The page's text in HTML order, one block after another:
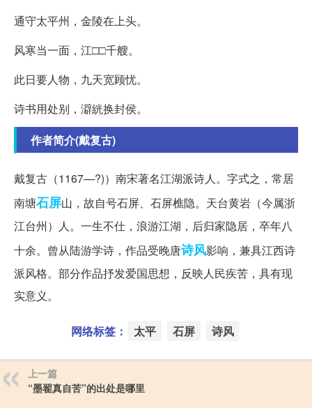
通守太平州，金陵在上头。
风寒当一面，江□□千艘。
此日要人物，九天宽顾忧。
诗书用处别，澼絖换封侯。
作者简介(戴复古)
戴复古（1167—?)）南宋著名江湖派诗人。字式之，常居
南塘石屏山，故自号石屏、石屏樵隐。天台黄岩（今属浙
江台州）人。一生不仕，浪游江湖，后归家隐居，卒年八
十余。曾从陆游学诗，作品受晚唐诗风影响，兼具江西诗
派风格。部分作品抒发爱国思想，反映人民疾苦，具有现
实意义。
网络标签： 太平 石屏 诗风
上一篇
“墨翟真自苦”的出处是哪里